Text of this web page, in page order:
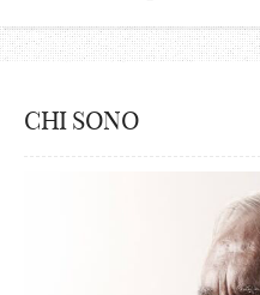
CHI SONO